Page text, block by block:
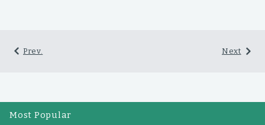
Next
Prev.
Most Popular